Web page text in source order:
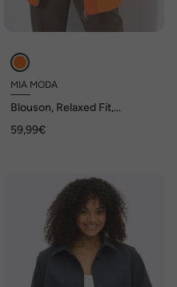
MIA MODA
Blouson, Relaxed Fit,
59,99€